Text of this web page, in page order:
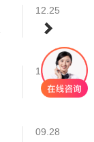
12.25
10.13
09.28